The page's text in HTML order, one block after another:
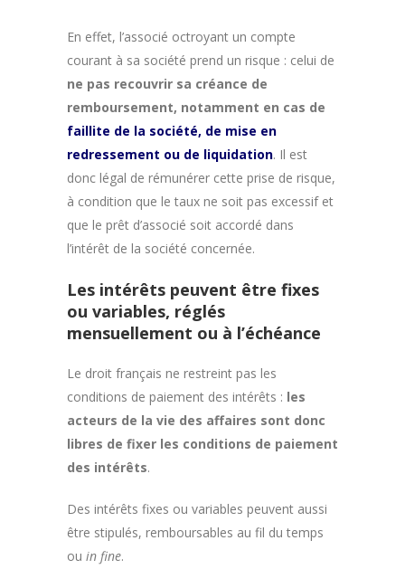
En effet, l’associé octroyant un compte
courant à sa société prend un risque : celui de
ne pas recouvrir sa créance de
remboursement, notamment en cas de
faillite de la société, de mise en
redressement ou de liquidation. Il est
donc légal de rémunérer cette prise de risque,
à condition que le taux ne soit pas excessif et
que le prêt d’associé soit accordé dans
l’intérêt de la société concernée.
Les intérêts peuvent être fixes
ou variables, réglés
mensuellement ou à l’échéance
Le droit français ne restreint pas les
conditions de paiement des intérêts : les
acteurs de la vie des affaires sont donc
libres de fixer les conditions de paiement
des intérêts.
Des intérêts fixes ou variables peuvent aussi
être stipulés, remboursables au fil du temps
ou in fine.